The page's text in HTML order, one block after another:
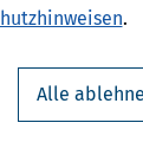
.
Alle
vom
3 erst in dem
Sinne
2 Der
übersteigt.